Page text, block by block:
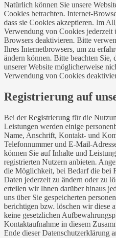
Natürlich können Sie unsere
Cookies betrachten. Internet-
dass sie Cookies akzeptieren. Im
Verwendung von Cookies jederzeit
Browsers deaktivieren. Bitte
Ihres Internetbrowsers, um zu
ändern können. Bitte beachten Sie,
unserer Website möglicherweise
Verwendung von Cookies
Registrierung auf
Bei der Registrierung für die
Leistungen werden einige
Name, Anschrift, Kontakt- und
Telefonnummer und E-Mail-
können Sie auf Inhalte und
registrierten Nutzern anbieten.
die Möglichkeit, bei Bedarf die bei
Daten jederzeit zu ändern oder zu
erteilen wir Ihnen darüber hinaus
uns über Sie gespeicherten
berichtigen bzw. löschen wir diese
keine gesetzlichen
Kontaktaufnahme in diesem
Ende dieser Datenschutzerklärung